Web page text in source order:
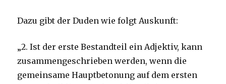
Dazu gibt der Duden wie folgt Auskunft:
„2. Ist der erste Bestandteil ein Adjektiv, kann
zusammengeschrieben werden, wenn die
gemeinsame Hauptbetonung auf dem ersten